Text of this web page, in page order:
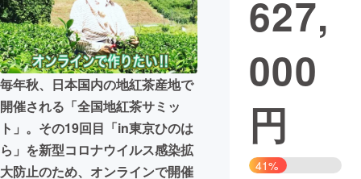
映像・映画 書籍・雑誌
ビジネス・起業 チャレンジ
まちづくり・地域活性化
CAMPFIRE for Social Good
CAMPFIRE Creation
毎年秋、日本国内の地紅茶産地で
開催される「全国地紅茶サミッ
ト」。その19回目「in東京ひのは
ら」を新型コロナウイルス感染拡
大防止のため、オンラインで開催
627,
000
円
41%